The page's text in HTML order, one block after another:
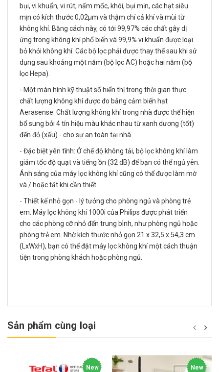
bụi, vi khuẩn, vi rút, nấm mốc, khói, bụi mịn, các hạt siêu
mịn có kích thước 0,02μm và thậm chí cả khí và mùi từ
không khí. Bằng cách này, có tới 99,97% các chất gây dị
ứng trong không khí phổ biến và 99,9% vi khuẩn được loại
bỏ khỏi không khí. Các bộ lọc phải được thay thế sau khi sử
dụng sau khoảng một năm (bộ lọc AC) hoặc hai năm (bộ
lọc Hepa).
- Một màn hình kỹ thuật số hiển thị trong thời gian thực
chất lượng không khí được đo bằng cảm biến hạt
Aerasense. Chất lượng không khí trong nhà được thể hiện
bổ sung bởi 4 tín hiệu màu khác nhau từ xanh dương (tốt)
đến đỏ (xấu) - cho sự an toàn tại nhà.
- Đặc biệt yên tĩnh: Ở chế độ không tải, bộ lọc không khí làm
giảm tốc độ quạt và tiếng ồn (32 dB) để bạn có thể ngủ yên.
Ánh sáng của máy lọc không khí cũng có thể được làm mờ
và / hoặc tắt khi cần thiết.
- Thiết kế nhỏ gọn - lý tưởng cho phòng ngủ và phòng trẻ
em: Máy lọc không khí 1000i của Philips được phát triển
cho các phòng cỡ nhỏ đến trung bình, như phòng ngủ hoặc
phòng trẻ em. Nhờ kích thước nhỏ gọn 21 x 32,5 x 54,3 cm
(LxWxH), bạn có thể đặt máy lọc không khí một cách thuận
tiện trong phòng khách hoặc phòng ngủ.
Sản phẩm cùng loại
New New